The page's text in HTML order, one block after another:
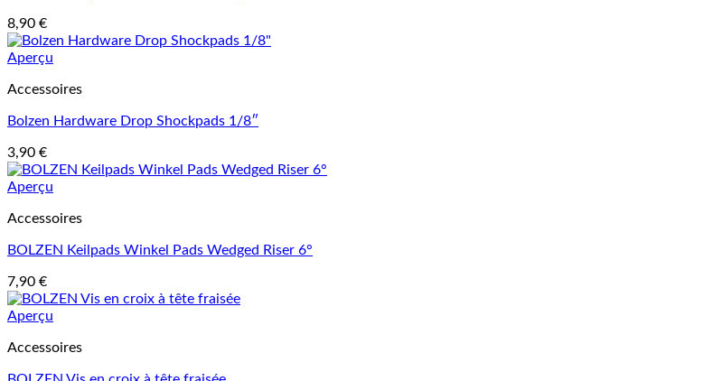
8,90 €
Aperçu
Accessoires
Bolzen Hardware Drop Shockpads 1/8″
3,90 €
Aperçu
Accessoires
BOLZEN Keilpads Winkel Pads Wedged Riser 6°
7,90 €
Aperçu
Accessoires